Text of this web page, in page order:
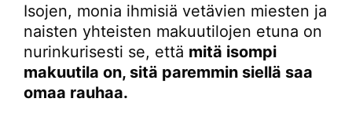
Isojen, monia ihmisiä vetävien miesten ja
naisten yhteisten makuutilojen etuna on
nurinkurisesti se, että mitä isompi
makuutila on, sitä paremmin siellä saa
omaa rauhaa.